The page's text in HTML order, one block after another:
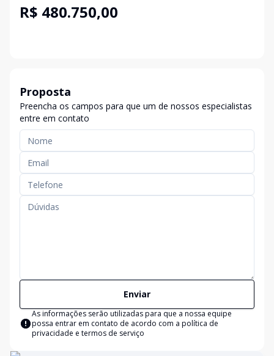
R$ 480.750,00
Proposta
Preencha os campos para que um de nossos especialistas
entre em contato
Enviar
As informações serão utilizadas para que a nossa equipe
possa entrar em contato de acordo com a política de
privacidade e termos de serviço